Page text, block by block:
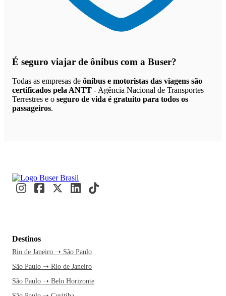
É seguro viajar de ônibus com a Buser?
Todas as empresas de ônibus e motoristas das viagens são
certificados pela ANTT - Agência Nacional de Transportes
Terrestres e o seguro de vida é gratuito para todos os
passageiros.
Destinos
Rio de Janeiro ➝ São Paulo
São Paulo ➝ Rio de Janeiro
São Paulo ➝ Belo Horizonte